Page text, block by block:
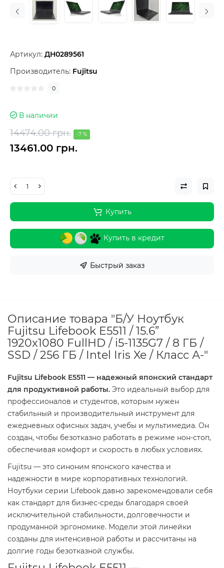
Артикул: ДН0289561
Производитель: Fujitsu
0
В наличии
14474.00 грн. -7 %
13461.00 грн.
Купить
Купить в кредит
Быстрый заказ
Описание товара "Б/У Ноутбук
Fujitsu Lifebook E5511 / 15.6”
1920x1080 FullHD / i5-1135G7 / 8 ГБ /
SSD / 256 ГБ / Intel Iris Xe / Класс А-"
Fujitsu Lifebook E5511 — надежный японский стандарт
для продуктивной работы. Это идеальный выбор для
профессионалов и студентов, которым нужен
стабильный и производительный инструмент для
ежедневных офисных задач, учебы и мультимедиа. Он
создан, чтобы безотказно работать в режиме нон-стоп,
обеспечивая комфорт и скорость в любых условиях.
Fujitsu — это синоним японского качества и
надежности в мире корпоративных технологий.
Ноутбуки серии Lifebook давно зарекомендовали себя
как стандарт для бизнес-среды благодаря своей
исключительной стабильности, долговечности и
продуманной эргономике. Модели этой линейки
созданы для интенсивной работы и рассчитаны на
долгие годы безотказной службы.